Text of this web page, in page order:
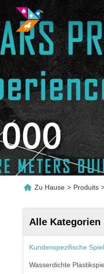
Zu Hause > Produits
Alle Kategorien
Kundenspezifische
Wasserdichte